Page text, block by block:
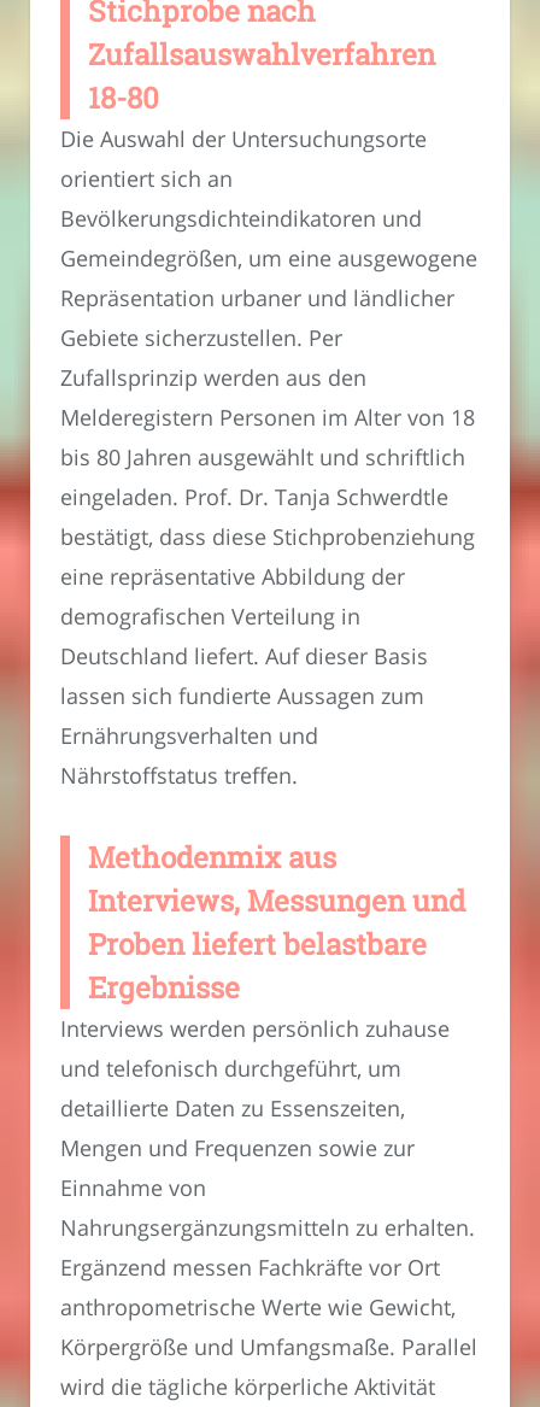
Stichprobe nach
Zufallsauswahlverfahren
18-80
Die Auswahl der Untersuchungsorte
orientiert sich an
Bevölkerungsdichteindikatoren und
Gemeindegrößen, um eine ausgewogene
Repräsentation urbaner und ländlicher
Gebiete sicherzustellen. Per
Zufallsprinzip werden aus den
Melderegistern Personen im Alter von 18
bis 80 Jahren ausgewählt und schriftlich
eingeladen. Prof. Dr. Tanja Schwerdtle
bestätigt, dass diese Stichprobenziehung
eine repräsentative Abbildung der
demografischen Verteilung in
Deutschland liefert. Auf dieser Basis
lassen sich fundierte Aussagen zum
Ernährungsverhalten und
Nährstoffstatus treffen.
Methodenmix aus
Interviews, Messungen und
Proben liefert belastbare
Ergebnisse
Interviews werden persönlich zuhause
und telefonisch durchgeführt, um
detaillierte Daten zu Essenszeiten,
Mengen und Frequenzen sowie zur
Einnahme von
Nahrungsergänzungsmitteln zu erhalten.
Ergänzend messen Fachkräfte vor Ort
anthropometrische Werte wie Gewicht,
Körpergröße und Umfangsmaße. Parallel
wird die tägliche körperliche Aktivität